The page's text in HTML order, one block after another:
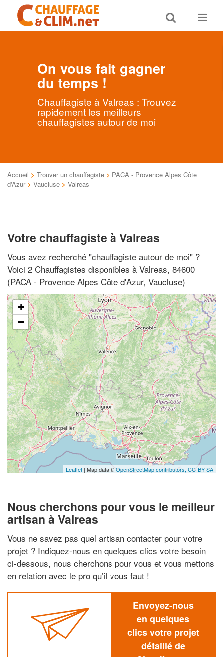
Toggle
search
Toggle
On vous fait gagner
du temps !
Chauffagiste à Valreas : Trouvez
rapidement les meilleurs
chauffagistes autour de moi
Accueil > Trouver un chauffagiste > PACA - Provence Alpes Côte
d'Azur > Vaucluse > Valreas
Votre chauffagiste à Valreas
Vous avez recherché "chauffagiste autour de moi" ?
Voici 2 Chauffagistes disponibles à Valreas, 84600
(PACA - Provence Alpes Côte d'Azur, Vaucluse)
+
−
Leaflet | Map data ©OpenStreetMap contributors, CC-BY-SA
Nous cherchons pour vous le meilleur
artisan à Valreas
Vous ne savez pas quel artisan contacter pour votre
projet ? Indiquez-nous en quelques clics votre besoin
ci-dessous, nous cherchons pour vous et vous mettons
en relation avec le pro qu’il vous faut !
Envoyez-nous
en quelques
clics votre projet
détaillé de